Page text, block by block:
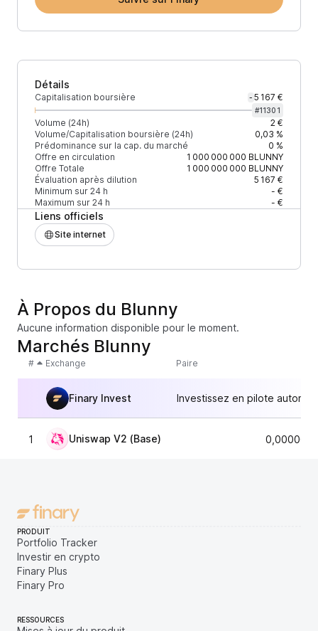
Détails
Capitalisation boursière - 5 167 €
#11301
Volume (24h)
2 €
Volume/Capitalisation boursière (24h)
0,03 %
Prédominance sur la cap. du marché
0 %
Offre en circulation
1 000 000 000 BLUNNY
Offre Totale
1 000 000 000 BLUNNY
Évaluation après dilution
5 167 €
Minimum sur 24 h
- €
Maximum sur 24 h
- €
Liens officiels
Site internet
À Propos du Blunny
Aucune information disponible pour le moment.
Marchés Blunny
# Exchange Paire
Finary Invest Investissez en pilote
1 Uniswap V2 (Base)
PRODUIT
Portfolio Tracker
Investir en crypto
Finary Plus
Finary Pro
RESSOURCES